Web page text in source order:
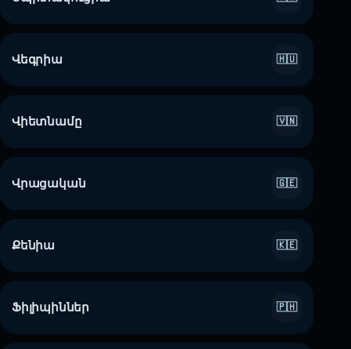
Վեգրիա 🇭🇺
Վիետնամը 🇻🇳
Վրացական 🇬🇪
Քենիա 🇰🇪
Ֆիլիպիններ 🇵🇭